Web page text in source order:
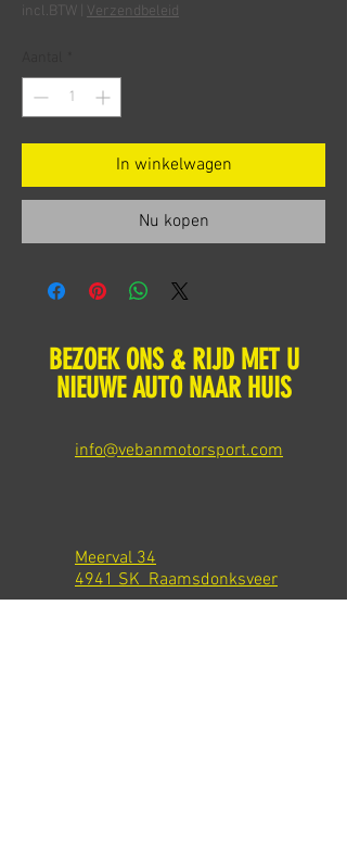
incl.BTW Verzendbeleid
In winkelwagen
Nu kopen
BEZOEK ONS & RIJD MET U
NIEUWE AUTO NAAR HUIS
info@vebanmotorsport.com
Meerval 34
4941 SK Raamsdonksveer